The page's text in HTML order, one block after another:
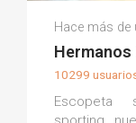
Hace más de
10299
Escopeta